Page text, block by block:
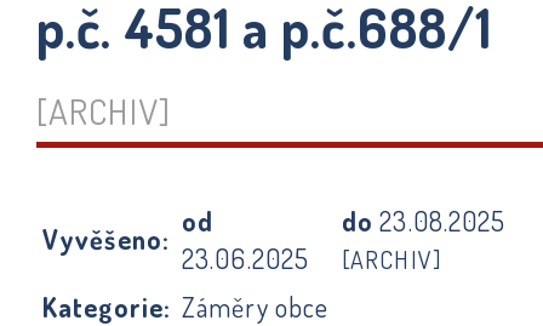
p.č. 4581 a p.č.688/1
[ARCHIV]
Vyvěšeno:
od
23.06.2025
do23.08.2025
[ARCHIV]
Kategorie: Záměry obce